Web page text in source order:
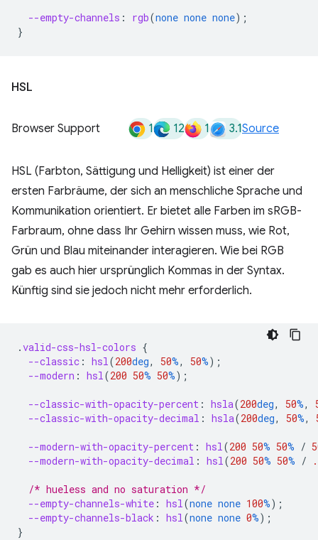
--empty-channels : rgb(none none none);
}
HSL
Browser Support 1 12 1 3.1Source
HSL (Farbton, Sättigung und Helligkeit) ist einer der
ersten Farbräume, der sich an menschliche Sprache und
Kommunikation orientiert. Er bietet alle Farben im sRGB-
Farbraum, ohne dass Ihr Gehirn wissen muss, wie Rot,
Grün und Blau miteinander interagieren. Wie bei RGB
gab es auch hier ursprünglich Kommas in der Syntax.
Künftig sind sie jedoch nicht mehr erforderlich.
.valid-css-hsl-colors {
--classic : hsl(200deg, 50%, 50%);
--modern : hsl(200 50% 50%);
--classic-with-opacity-percent : hsla(200deg, 50%,
--classic-with-opacity-decimal : hsla(200deg, 50%,
--modern-with-opacity-percent : hsl(200 50% 50% /
--modern-with-opacity-decimal : hsl(200 50% 50% /
/* hueless and no saturation */
--empty-channels-white : hsl(none none 100%);
--empty-channels-black : hsl(none none 0%);
}